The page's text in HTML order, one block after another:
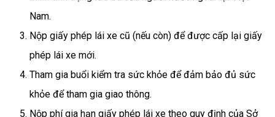
Nam.
Nộp giấy phép lái xe cũ (nếu còn) để được cấp lại giấy
phép lái xe mới.
Tham gia buổi kiểm tra sức khỏe để đảm bảo đủ sức
khỏe để tham gia giao thông.
Nộp phí gia hạn giấy phép lái xe theo quy định của Sở